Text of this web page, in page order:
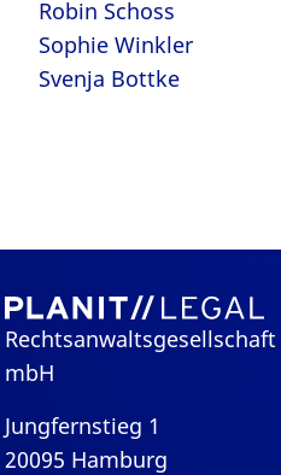
Robin Schoss
Sophie Winkler
Svenja Bottke
Rechtsanwaltsgesellschaft
mbH
Jungfernstieg 1
20095 Hamburg